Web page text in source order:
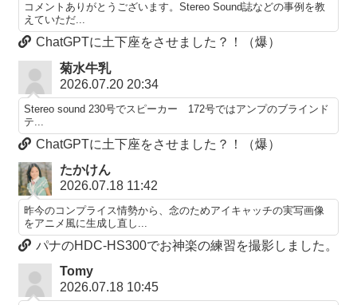
コメントありがとうございます。Stereo Sound誌などの事例を教
えていただ...
ChatGPTに土下座をさせました？！（爆）
菊水牛乳
2026.07.20 20:34
Stereo sound 230号でスピーカー 172号ではアンプのブラインド
テ...
ChatGPTに土下座をさせました？！（爆）
たかけん
2026.07.18 11:42
昨今のコンプライス情勢から、念のためアイキャッチの実写画像
をアニメ風に生成し直し...
パナのHDC-HS300でお神楽の練習を撮影しました。
Tomy
2026.07.18 10:45